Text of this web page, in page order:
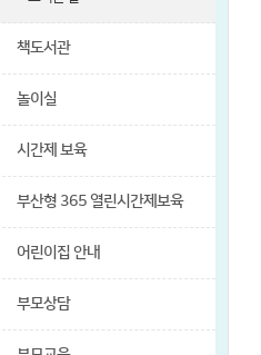
책도서관
놀이실
시간제 보육
부산형 365 열린시간제보육
어린이집 안내
부모상담